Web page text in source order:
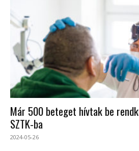
Már 500 beteget hívtak be
SZTK-ba
2024-05-26